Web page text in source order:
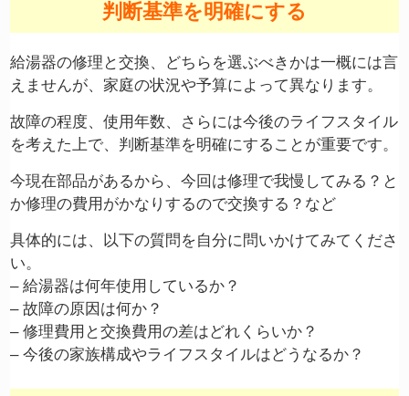
判断基準を明確にする
給湯器の修理と交換、どちらを選ぶべきかは一概には言
えませんが、家庭の状況や予算によって異なります。
故障の程度、使用年数、さらには今後のライフスタイル
を考えた上で、判断基準を明確にすることが重要です。
今現在部品があるから、今回は修理で我慢してみる？と
か修理の費用がかなりするので交換する？など
具体的には、以下の質問を自分に問いかけてみてくださ
い。
– 給湯器は何年使用しているか？
– 故障の原因は何か？
– 修理費用と交換費用の差はどれくらいか？
– 今後の家族構成やライフスタイルはどうなるか？